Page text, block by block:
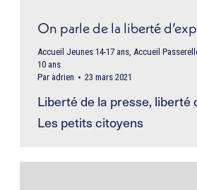
On parle de la liberté
Accueil Jeunes 14-17 ans, Accueil
10 ans
Par adrien 23 mars 2021
Liberté de la presse, liberté
Les petits citoyens